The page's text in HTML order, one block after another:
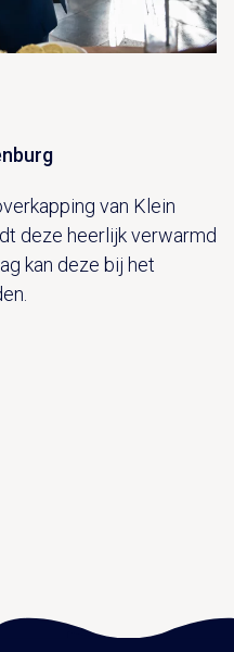
van Klein
deze heerlijk verwarmd
kan deze bij het